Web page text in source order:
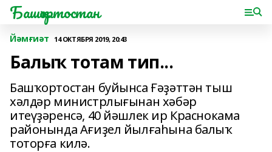
Башҡортостан
Йәмғиәт 14 ОКТЯБРЯ 2019, 20:43
Балыҡ тотам тип...
Башҡортостан буйынса Ғәҙәттән тыш
хәлдәр министрлығынан хәбәр
итеүҙәренсә, 40 йәшлек ир Краснокама
районында Ағиҙел йылғаһына балыҡ
тоторға килә.